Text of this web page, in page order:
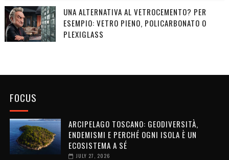
UNA ALTERNATIVA AL VETROCEMENTO? PER
ESEMPIO: VETRO PIENO, POLICARBONATO O
PLEXIGLASS
FOCUS
ARCIPELAGO TOSCANO: GEODIVERSITÀ,
ENDEMISMI E PERCHÉ OGNI ISOLA È UN
ECOSISTEMA A SÉ
JULY 27, 2026